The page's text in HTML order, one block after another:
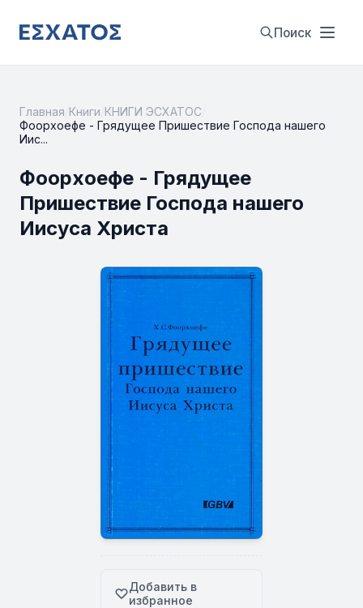
Поиск
Главная Книги КНИГИ ЭСХАТОС
Фоорхоефе - Грядущее Пришествие Господа нашего
Иис...
Фоорхоефе - Грядущее
Пришествие Господа нашего
Иисуса Христа
Добавить в
избранное